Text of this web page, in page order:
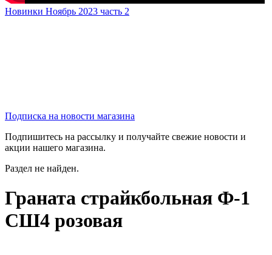
Новинки Ноябрь 2023 часть 2
Подписка на новости магазина
Подпишитесь на рассылку и получайте свежие новости и
акции нашего магазина.
Раздел не найден.
Граната страйкбольная Ф-1
СШ4 розовая